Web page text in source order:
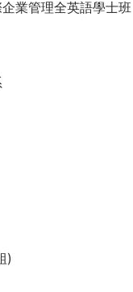
業管理全英語學士班
)